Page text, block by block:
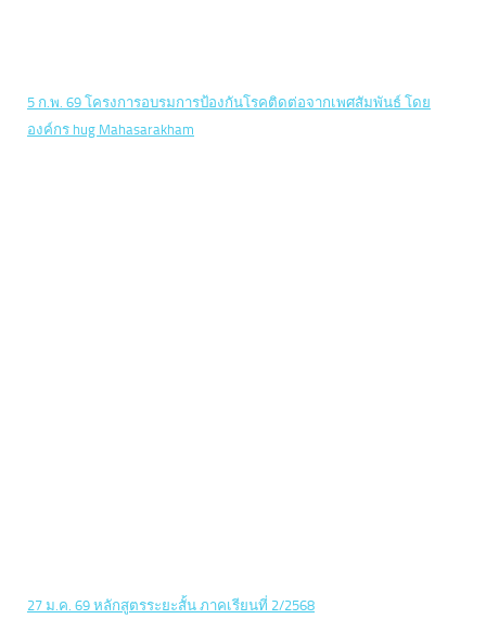
5 ก.พ. 69 โครงการอบรมการป้องกันโรคติดต่อจากเพศสัมพันธ์ โดย
องค์กร hug Mahasarakham
27 ม.ค. 69 หลักสูตรระยะสั้น ภาคเรียนที่ 2/2568